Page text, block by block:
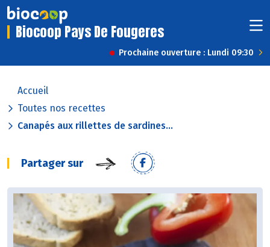
Biocoop Pays De Fougeres
Prochaine ouverture : Lundi 09:30
Accueil
Toutes nos recettes
Canapés aux rillettes de sardines...
Partager sur